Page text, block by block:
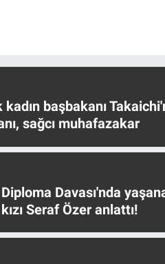
kadın başbakanı
sağcı muhafazakar
Davası'nda
Seraf Özer anlattı!